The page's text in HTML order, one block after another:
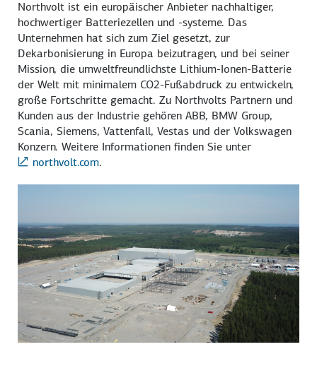
Northvolt ist ein europäischer Anbieter nachhaltiger,
hochwertiger Batteriezellen und -systeme. Das
Unternehmen hat sich zum Ziel gesetzt, zur
Dekarbonisierung in Europa beizutragen, und bei seiner
Mission, die umweltfreundlichste Lithium-Ionen-Batterie
der Welt mit minimalem CO2-Fußabdruck zu entwickeln,
große Fortschritte gemacht. Zu Northvolts Partnern und
Kunden aus der Industrie gehören ABB, BMW Group,
Scania, Siemens, Vattenfall, Vestas und der Volkswagen
Konzern. Weitere Informationen finden Sie unter
northvolt.com.